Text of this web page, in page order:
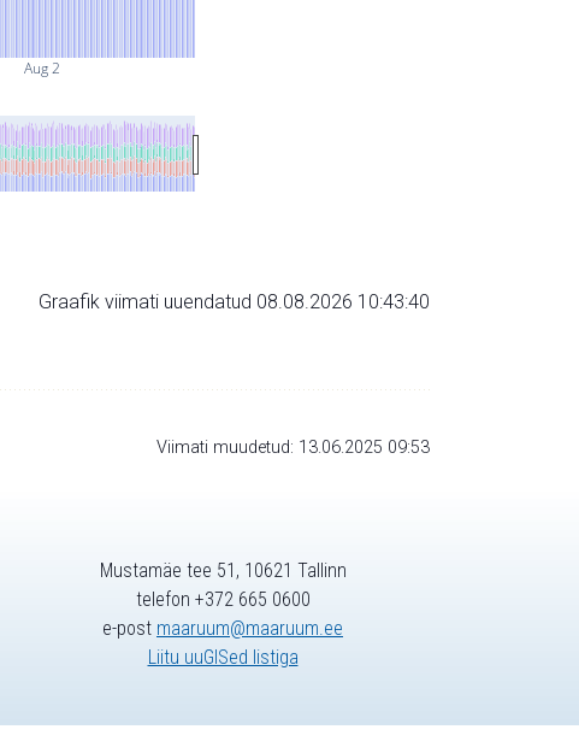
Aug 2
Graafik viimati uuendatud 08.08.2026 10:43:40
Viimati muudetud: 13.06.2025 09:53
Mustamäe tee 51, 10621 Tallinn
telefon +372 665 0600
e-post maaruum@maaruum.ee
Liitu uuGISed listiga